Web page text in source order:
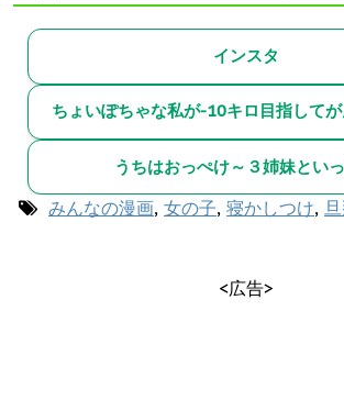
インスタ
ちょいぽちゃな私が-10キロ目指して
うちはおっぺけ～３姉妹とい
みんなの漫画, 女の子, 寝かしつけ,
<広告>